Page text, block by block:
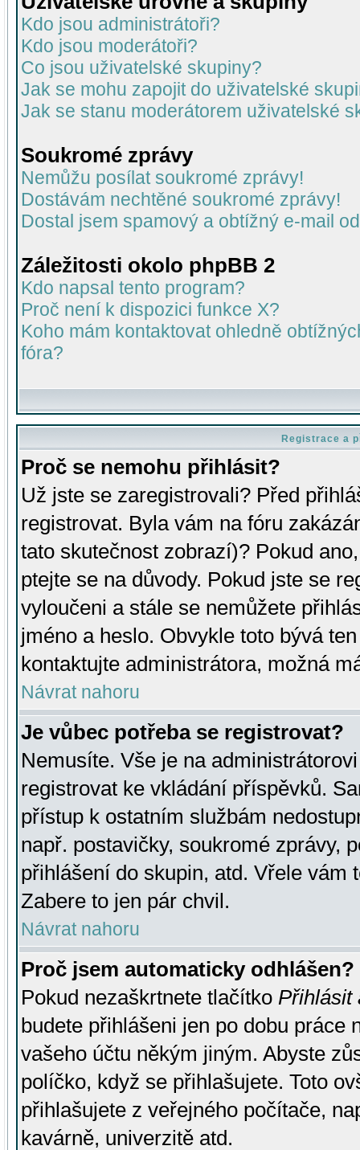
Kdo jsou administrátoři?
Kdo jsou moderátoři?
Co jsou uživatelské skupiny?
Jak se mohu zapojit do uživatelské
Jak se stanu moderátorem uživatelské
Soukromé zprávy
Nemůžu posílat soukromé zprávy!
Dostávám nechtěné soukromé zprávy!
Dostal jsem spamový a obtížný e-mail
Záležitosti okolo phpBB 2
Kdo napsal tento program?
Proč není k dispozici funkce X?
Koho mám kontaktovat ohledně
fóra?
Registrace a
Proč se nemohu přihlásit?
Už jste se zaregistrovali? Před
registrovat. Byla vám na fóru
tato skutečnost zobrazí)? Pokud
ptejte se na důvody. Pokud jste se
vyloučeni a stále se nemůžete
jméno a heslo. Obvykle toto bývá
kontaktujte administrátora, možná
Návrat nahoru
Je vůbec potřeba se registrovat?
Nemusíte. Vše je na
registrovat ke vkládání příspěvků.
přístup k ostatním službám
např. postavičky, soukromé zprávy,
přihlášení do skupin, atd. Vřele vám
Zabere to jen pár chvil.
Návrat nahoru
Proč jsem automaticky odhlášen?
Pokud nezaškrtnete tlačítko Přihlásit
budete přihlášeni jen po dobu práce
vašeho účtu někým jiným. Abyste
políčko, když se přihlašujete. Toto
přihlašujete z veřejného počítače,
kavárně, univerzitě atd.